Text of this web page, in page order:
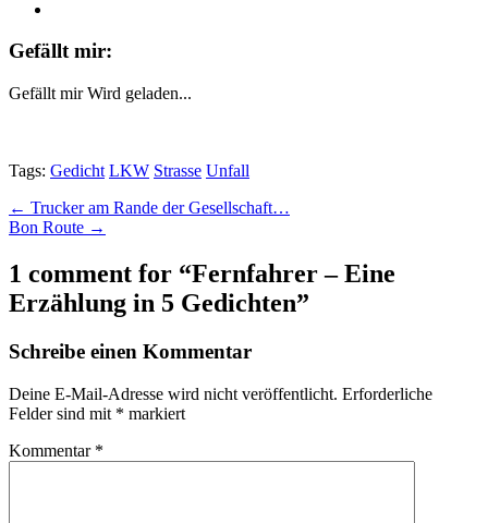
Gefällt mir:
Gefällt mir Wird geladen...
Tags: Gedicht LKW Strasse Unfall
Post
navigation
← Trucker am Rande der Gesellschaft…
Bon Route →
1 comment for “Fernfahrer – Eine
Erzählung in 5 Gedichten”
Schreibe einen Kommentar
Deine E-Mail-Adresse wird nicht veröffentlicht. Erforderliche
Felder sind mit * markiert
Kommentar *